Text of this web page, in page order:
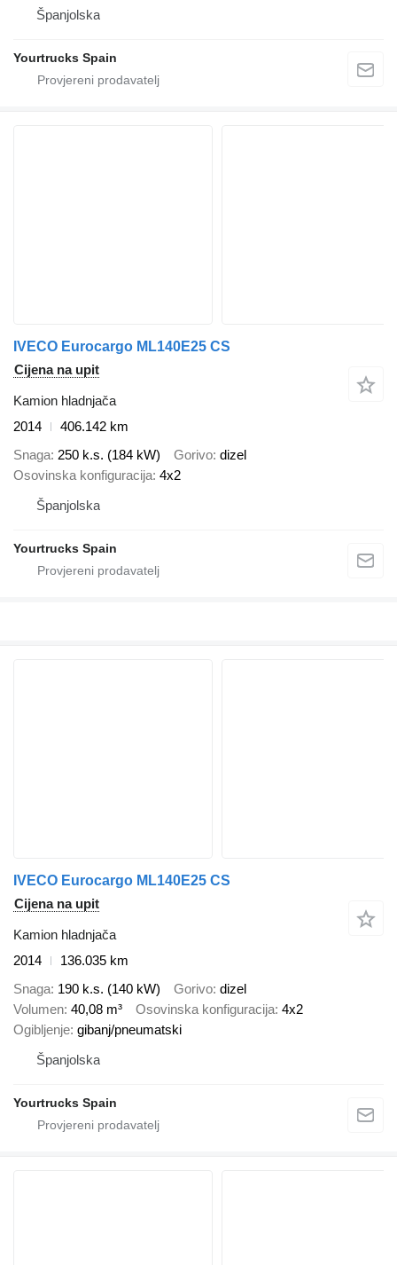
Španjolska
Yourtrucks Spain
IVECO Eurocargo ML140E25 CS
Cijena na upit
Kamion hladnjača
2014
406.142 km
Snaga 250 k.s. (184 kW) Gorivo dizel
Osovinska konfiguracija 4x2
Španjolska
Yourtrucks Spain
IVECO Eurocargo ML140E25 CS
Cijena na upit
Kamion hladnjača
2014
136.035 km
Snaga 190 k.s. (140 kW) Gorivo dizel
Volumen 40,08 m³ Osovinska konfiguracija 4x2
Ogibljenje gibanj/pneumatski
Španjolska
Yourtrucks Spain